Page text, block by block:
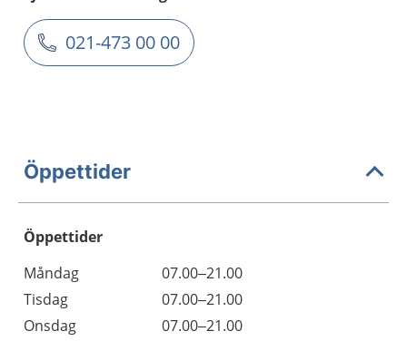
021-473 00 00
Öppettider
Öppettider
Dag
Öppettider
Kommentarer
Måndag
07.00–21.00
Tisdag
07.00–21.00
Onsdag
07.00–21.00